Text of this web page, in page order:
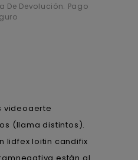
De Devolución. Pago
videoaerte
(llama distintos).
lidfex loitin candifix
estàn al